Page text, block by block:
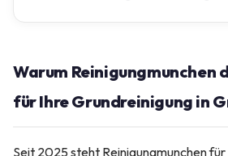
Warum Reinigungmunchen
für Ihre Grundreinigung in
Seit 2025 steht Reinigungmunchen